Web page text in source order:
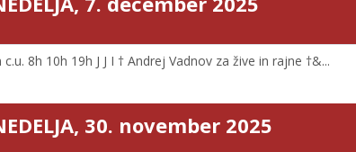
8h 10h 19h J J I † Andrej Vadnov za žive in rajne †&...
30. november 2025